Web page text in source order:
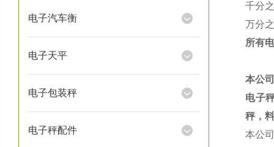
电子汽车衡
电子天平
电子包装秤
电子秤配件
千分
万分
所有
本公
电子
秤，
本公